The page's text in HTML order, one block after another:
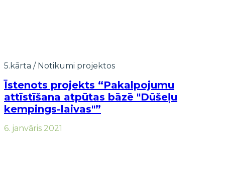
5.kārta / Notikumi projektos
Īstenots projekts “Pakalpojumu
attīstīšana atpūtas bāzē "Dūšeļu
kempings-laivas"”
6. janvāris 2021